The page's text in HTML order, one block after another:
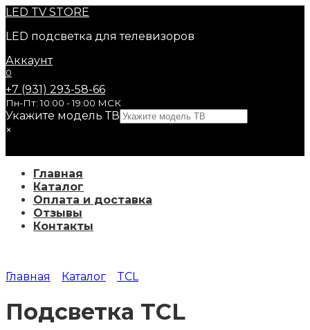
Перейти
содержанию
LED TV STORE
LED подсветка для телевизоров
Аккаунт
0
+7 (931) 293-58-66
Пн-Пт: 10:00 - 19:00 МСК
Укажите модель ТВ
×
Главная
Каталог
Оплата и доставка
Отзывы
Контакты
Главная Каталог TCL
Подсветка TCL